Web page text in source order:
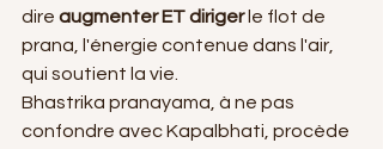
dire augmenter ET diriger le flot de
prana, l'énergie contenue dans l'air,
qui soutient la vie.
Bhastrika pranayama, à ne pas
confondre avec Kapalbhati, procède